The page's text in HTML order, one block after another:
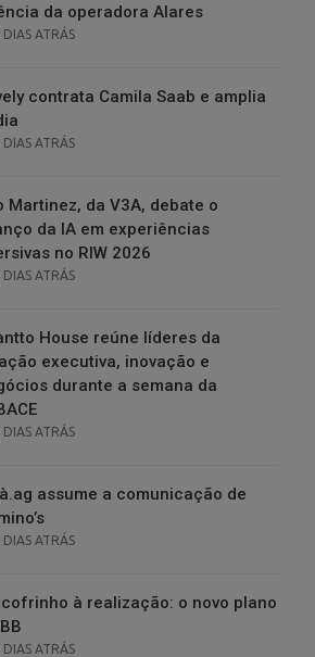
da operadora Alares
DIAS ATRÁS
contrata Camila Saab e amplia
DIAS ATRÁS
Martinez, da V3A, debate o
da IA em experiências
no RIW 2026
DIAS ATRÁS
House reúne líderes da
executiva, inovação e
durante a semana da
DIAS ATRÁS
assume a comunicação de
DIAS ATRÁS
cofrinho à realização: o novo plano
DIAS ATRÁS